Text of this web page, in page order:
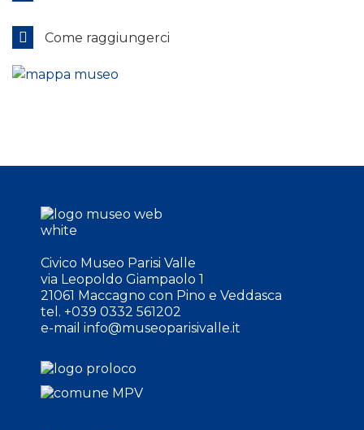
Come raggiungerci
Civico Museo Parisi Valle
via Leopoldo Giampaolo 1
21061 Maccagno con Pino e Veddasca
tel. +039 0332 561202
e-mail info@museoparisivalle.it